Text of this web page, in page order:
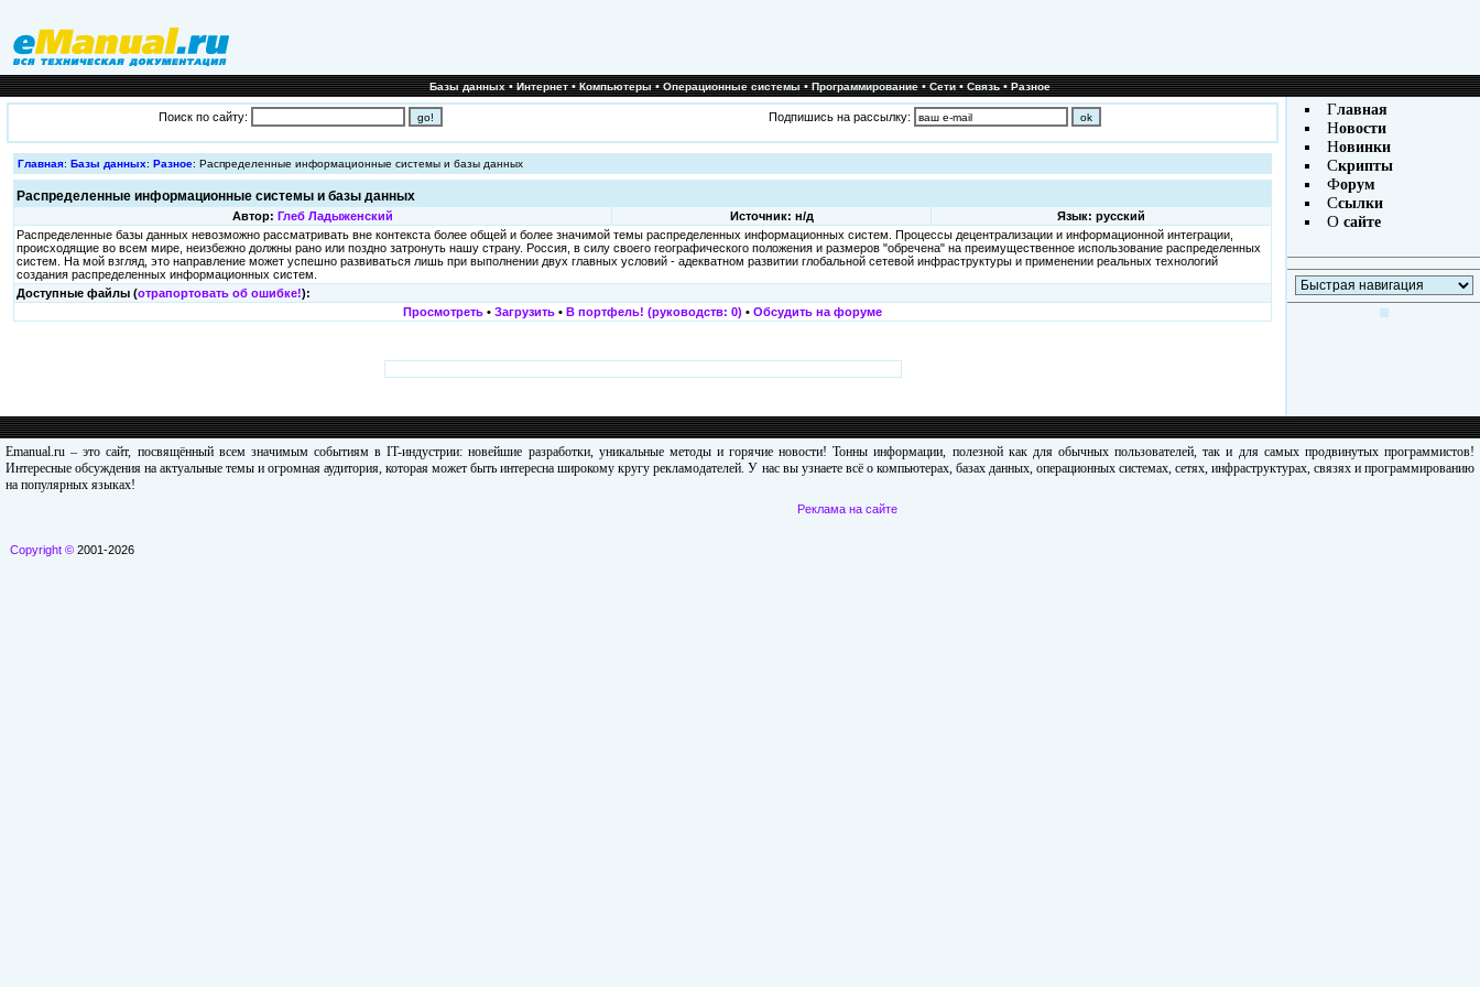
Базы данных•Интернет•Компьютеры•Операционные системы•Программирование•Сети•Связь•Разное
Поиск по сайту: Подпишись на рассылку:
Главная: Базы данных: Разное: Распределенные информационные системы и базы данных
Распределенные информационные системы и базы данных
Автор: Глеб Ладыженский Источник: н/д
Язык: русский
Распределенные базы данных невозможно рассматривать вне контекста более общей и более значимой темы распределенных информационных систем. Процессы децентрализации и информационной интеграции,
происходящие во всем мире, неизбежно должны рано или поздно затронуть нашу страну. Россия, в силу своего географического положения и размеров "обречена" на преимущественное использование распределенных
систем. На мой взгляд, это направление может успешно развиваться лишь при выполнении двух главных условий - адекватном развитии глобальной сетевой инфраструктуры и применении реальных технологий
создания распределенных информационных систем.
Доступные файлы (отрапортовать об ошибке!):
Просмотреть • Загрузить • В портфель! (руководств: 0) • Обсудить на форуме
Главная
Новости
Новинки
Скрипты
Форум
Ссылки
Осайте
Emanual.ru – это сайт, посвящённый всем значимым событиям в IT-индустрии: новейшие разработки, уникальные методы и горячие новости! Тонны информации, полезной как для обычных пользователей, так и для самых продвинутых программистов!
Интересные обсуждения на актуальные темы и огромная аудитория, которая может быть интересна широкому кругу рекламодателей. У нас вы узнаете всё о компьютерах, базах данных, операционных системах, сетях, инфраструктурах, связях и программированию
на популярных языках!
Copyright © 2001-2026
Реклама на сайте